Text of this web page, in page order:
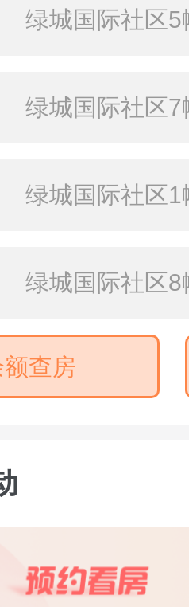
绿城国际社区
绿城国际社区
绿城国际社区
绿城国际社区
查房